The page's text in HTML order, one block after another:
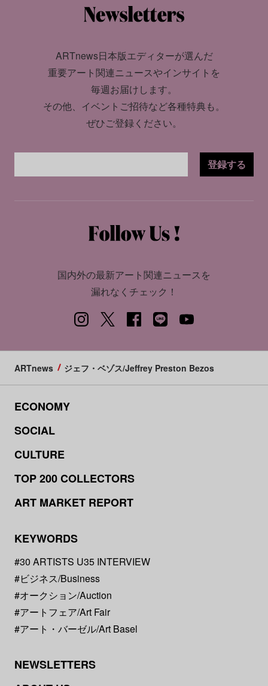
ARTnews日本版エディターが選んだ
重要アート関連ニュースやインサイトを
毎週お届けします。
その他、イベントご招待など各種特典も。
ぜひご登録ください。
登録する
国内外の最新アート関連ニュースを
漏れなくチェック！
ARTnews ジェフ・ベゾス/Jeffrey Preston Bezos
ECONOMY
SOCIAL
CULTURE
TOP 200 COLLECTORS
ART MARKET REPORT
KEYWORDS
#30 ARTISTS U35 INTERVIEW
#ビジネス/Business
#オークション/Auction
#アートフェア/Art Fair
#アート・バーゼル/Art Basel
NEWSLETTERS